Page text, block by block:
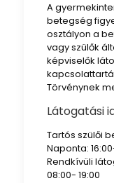
A
betegség
osztályon a
vagy szülők
képviselők
Törvénynek
Látogatási
Tartós szülői
Naponta:
Rendkívüli
08:00- 19:00